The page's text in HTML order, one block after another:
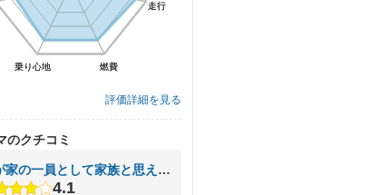
走行
燃費
乗り心地
走行
燃費
乗り心地
評価詳細を見る
のクチコミ
我が家の一員として家族と思える車かな！
4.1